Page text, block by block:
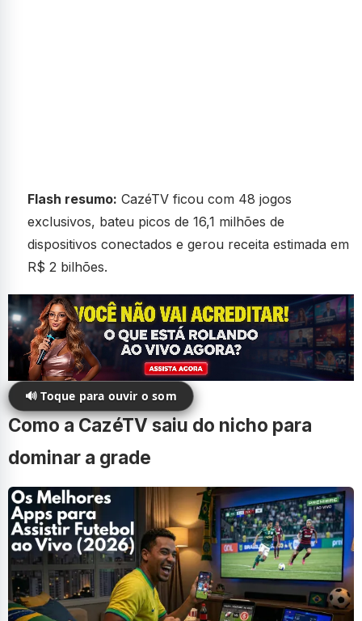
Flash resumo: CazéTV ficou com 48 jogos
exclusivos, bateu picos de 16,1 milhões de
dispositivos conectados e gerou receita estimada em
R$ 2 bilhões.
🔊 Toque para ouvir o som
Como a CazéTV saiu do nicho para
dominar a grade